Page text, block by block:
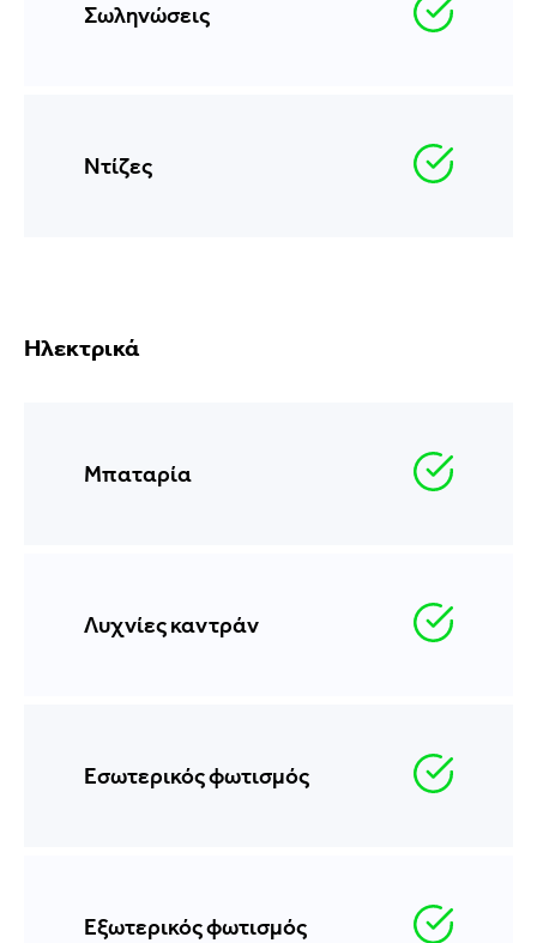
Σωληνώσεις
Ντίζες
Ηλεκτρικά
Μπαταρία
Λυχνίες καντράν
Εσωτερικός φωτισμός
Εξωτερικός φωτισμός